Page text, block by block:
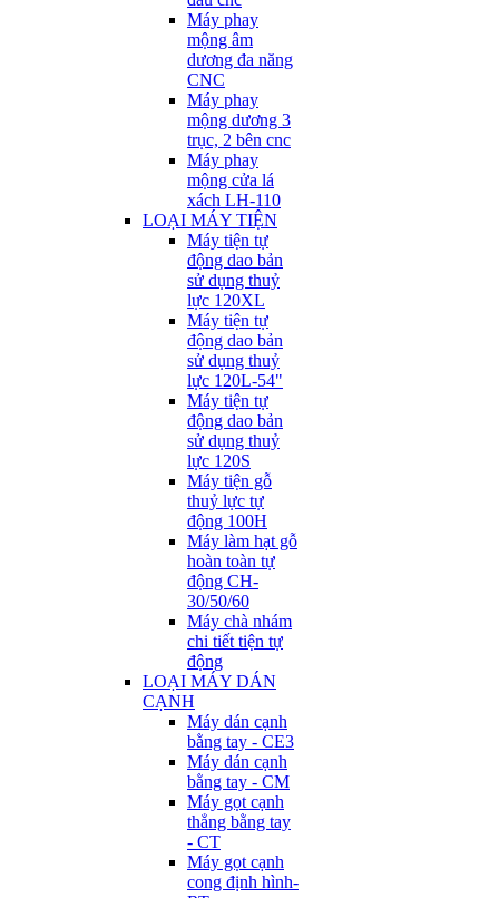
Máy phay
mộng âm
dương đa năng
CNC
Máy phay
mộng dương 3
trục, 2 bên cnc
Máy phay
mộng cửa lá
xách LH-110
LOẠI MÁY TIỆN
Máy tiện tự
động dao bản
sử dụng thuỷ
lực 120XL
Máy tiện tự
động dao bản
sử dụng thuỷ
lực 120L-54"
Máy tiện tự
động dao bản
sử dụng thuỷ
lực 120S
Máy tiện gỗ
thuỷ lực tự
động 100H
Máy làm hạt gỗ
hoàn toàn tự
động CH-
30/50/60
Máy chà nhám
chi tiết tiện tự
động
LOẠI MÁY DÁN
CẠNH
Máy dán cạnh
bằng tay - CE3
Máy dán cạnh
bằng tay - CM
Máy gọt cạnh
thẳng bằng tay
- CT
Máy gọt cạnh
cong định hình-